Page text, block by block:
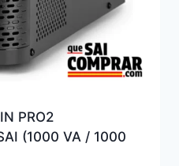
PRO2
(1000 VA / 1000